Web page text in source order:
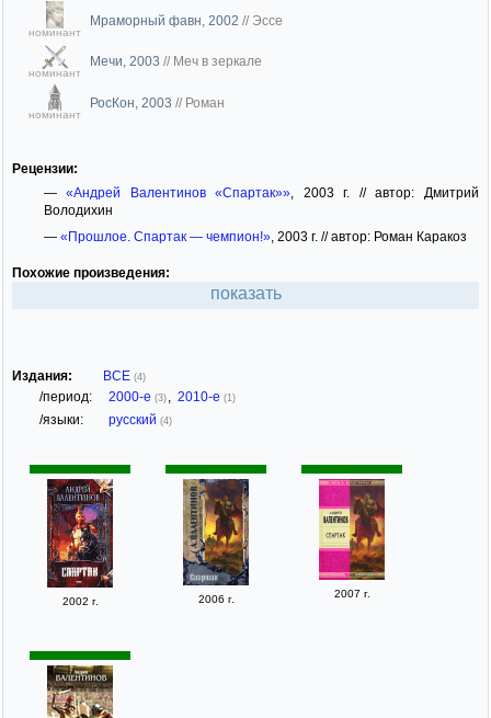
номинант
Мраморный фавн, 2002 // Эссе
номинант
Мечи, 2003 // Меч в зеркале
номинант
РосКон, 2003 // Роман
Рецензии:
—«Андрей Валентинов «Спартак»» , 2003 г. // автор: Дмитрий
Володихин
— «Прошлое. Спартак — чемпион!», 2003 г. // автор: Роман Каракоз
Похожие произведения:
показать
Издания: ВСЕ (4)
/период: 2000-е (3) , 2010-е (1)
/языки: русский (4)
2002 г. 2006 г. 2007 г.